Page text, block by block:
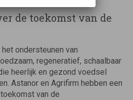
de toekomst van de
ondersteunen van
regeneratief, schaalbaar
heerlijk en gezond voedsel
Astanor en Agrifirm hebben een
van de